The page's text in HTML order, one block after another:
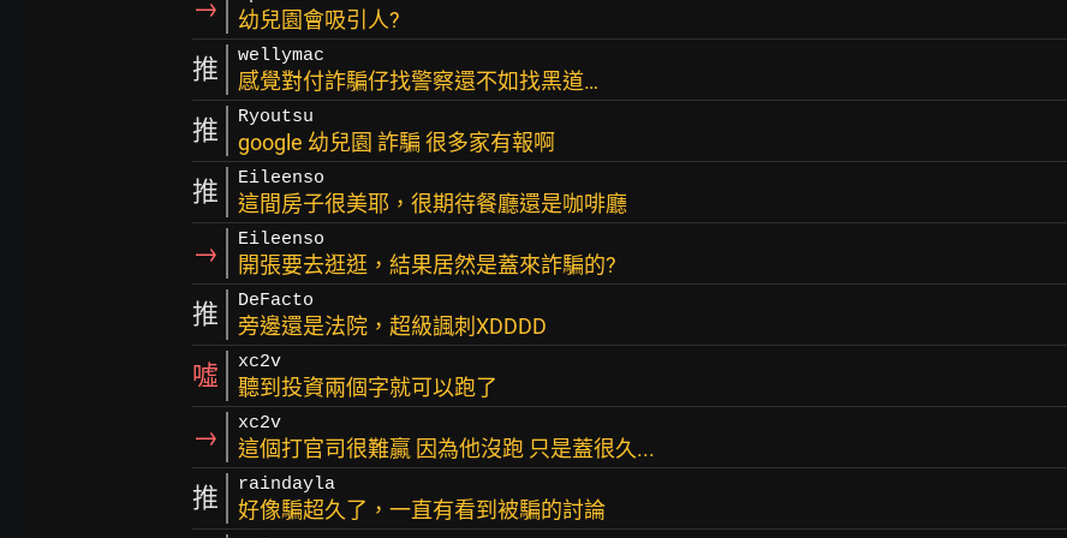
→ 幼兒園會吸引人?
推 wellymac
感覺對付詐騙仔找警察還不如找黑道…
推 Ryoutsu
google 幼兒園 詐騙 很多家有報啊
推 Eileenso
這間房子很美耶，很期待餐廳還是咖啡廳
→ Eileenso
開張要去逛逛，結果居然是蓋來詐騙的?
推 DeFacto
旁邊還是法院，超級諷刺XDDDD
噓 xc2v
聽到投資兩個字就可以跑了
→ xc2v
這個打官司很難贏 因為他沒跑 只是蓋很久...
推 raindayla
好像騙超久了，一直有看到被騙的討論